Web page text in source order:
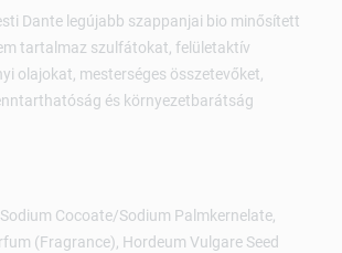
Dante legújabb szappanjai bio minősített
tartalmaz szulfátokat, felületaktív
olajokat, mesterséges összetevőket,
és környezetbarátság
Cocoate/Sodium Palmkernelate,
(Fragrance), Hordeum Vulgare Seed